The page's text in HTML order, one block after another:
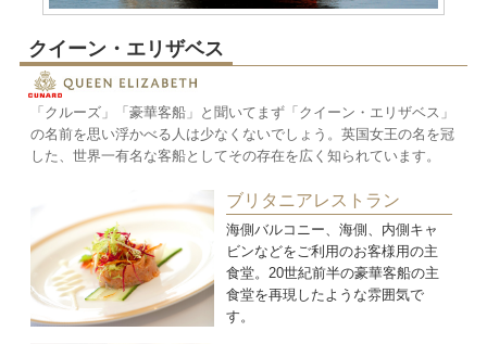
クイーン・エリザベス
「クルーズ」「豪華客船」と聞いてまず「クイーン・エリザベス」
の名前を思い浮かべる人は少なくないでしょう。英国女王の名を冠
した、世界一有名な客船としてその存在を広く知られています。
ブリタニアレストラン
海側バルコニー、海側、内側キャ
ビンなどをご利用のお客様用の主
食堂。20世紀前半の豪華客船の主
食堂を再現したような雰囲気で
す。